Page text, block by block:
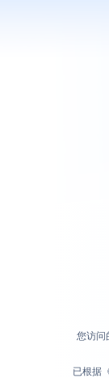
您访问
已根据